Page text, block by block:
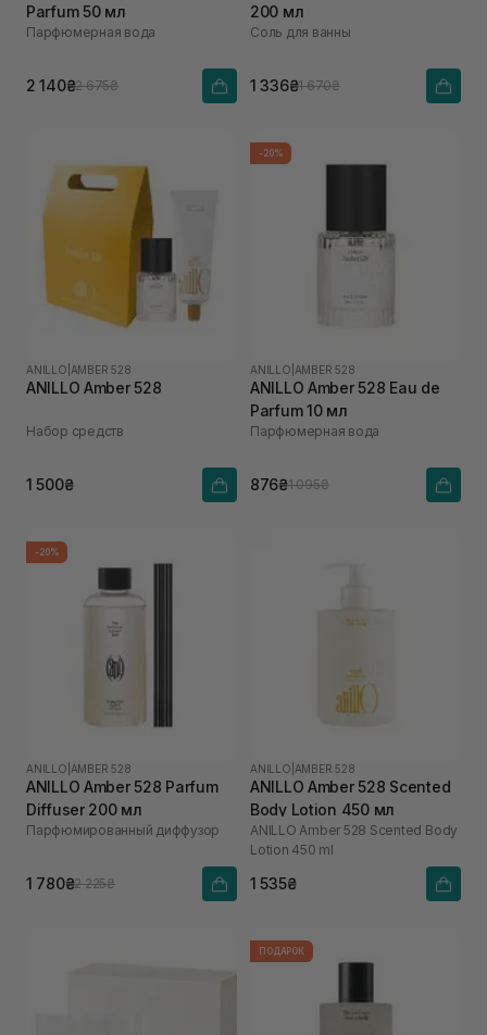
Parfum 50 мл
Парфюмерная вода
2 140₴2 675₴
200 мл
Соль для ванны
1 336₴1 670₴
ANILLO AMBER 528
ANILLO Amber 528
Набор средств
1 500₴
-20%
ANILLO AMBER 528
ANILLO Amber 528 Eau de
Parfum 10 мл
Парфюмерная вода
876₴1 095₴
-20%
ANILLO AMBER 528
ANILLO Amber 528 Parfum
Diffuser 200 мл
Парфюмированный диффузор
1 780₴2 225₴
ANILLO AMBER 528
ANILLO Amber 528 Scented
Body Lotion 450 мл
ANILLO Amber 528 Scented Body
Lotion 450 ml
1 535₴
ПОДАРОК